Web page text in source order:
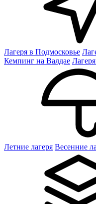
Лагеря в Подмосковье
Кемпинг на Валдае
Летние лагеря Весенние